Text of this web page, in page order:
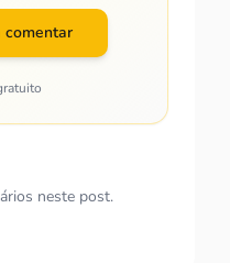
comentar
neste post.